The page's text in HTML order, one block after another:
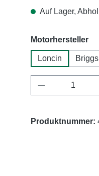
Auf Lager,
Motorhersteller
Loncin
Produkt
Produktnummer: